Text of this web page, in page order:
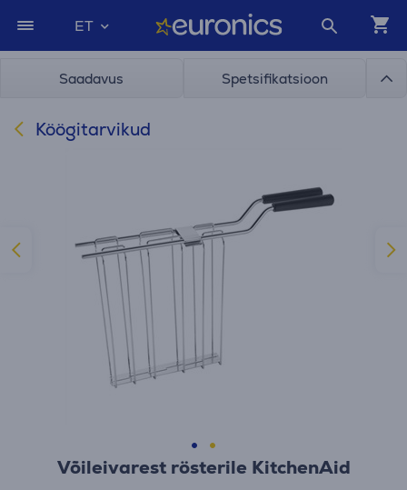
ET
Saadavus Spetsifikatsioon
Köögitarvikud
Võileivarest rösterile KitchenAid